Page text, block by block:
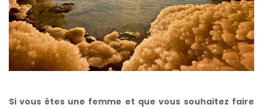
Si vous êtes une femme et que vous souhaitez faire